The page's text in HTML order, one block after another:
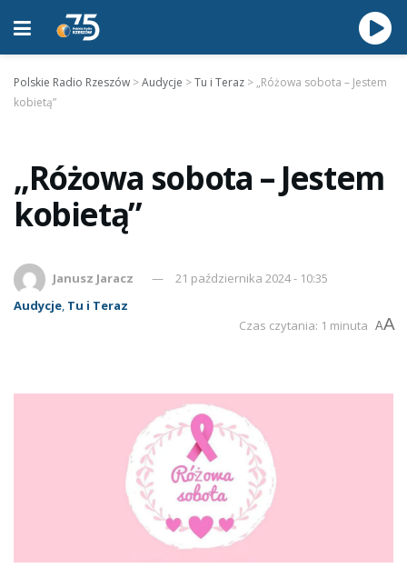
Polskie Radio Rzeszów >Audycje >Tu i Teraz > „Różowa sobota – Jestem
kobietą”
„Różowa sobota – Jestem
kobietą”
Janusz Jaracz
21 października 2024 - 10:35
Audycje, Tu i Teraz
Czas czytania: 1 minuta AA